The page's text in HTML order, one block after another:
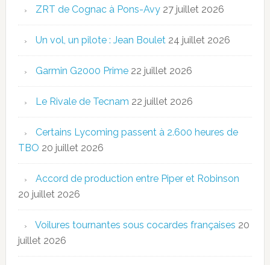
ZRT de Cognac à Pons-Avy 27 juillet 2026
Un vol, un pilote : Jean Boulet 24 juillet 2026
Garmin G2000 Prime 22 juillet 2026
Le Rivale de Tecnam 22 juillet 2026
Certains Lycoming passent à 2.600 heures de
TBO 20 juillet 2026
Accord de production entre Piper et Robinson
20 juillet 2026
Voilures tournantes sous cocardes françaises 20
juillet 2026